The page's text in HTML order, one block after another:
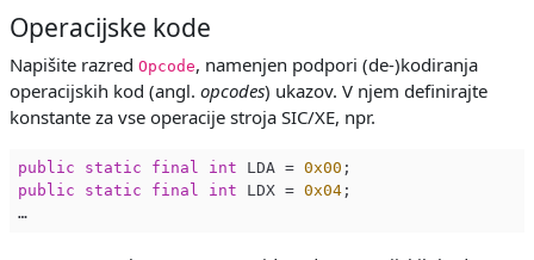
Operacijske kode
Napišite razred Opcode, namenjen podpori (de-)kodiranja
operacijskih kod (angl. opcodes) ukazov. V njem definirajte
konstante za vse operacije stroja SIC/XE, npr.
public static final int LDA = 0x00
public
static final int LDX = 0x04;
…